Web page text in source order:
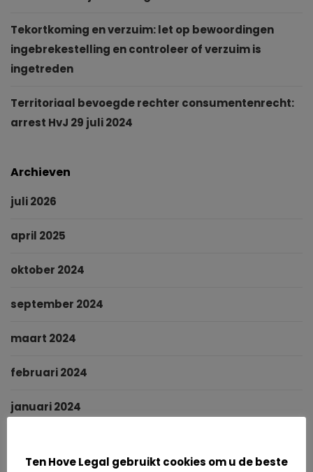
Tekortkoming en verzuim: let op bewoordingen
ingebrekestelling en controleer of verzuim is
ingetreden
Territoriaal bevoegde rechter consumentenrecht:
arrest HvJ 29 juli 2024
Archieven
juli 2026
april 2025
oktober 2024
september 2024
maart 2024
februari 2024
januari 2024
Ten Hove Legal gebruikt cookies om u de beste